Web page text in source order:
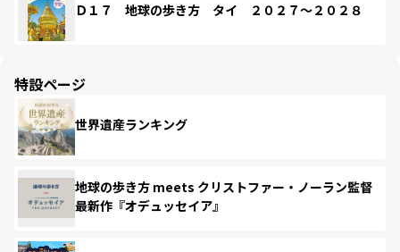
Ｄ１７ 地球の歩き方 タイ ２０２７～２０２８
特設ページ
世界遺産ランキング
地球の歩き方 meets クリストファー・ノーラン監督
最新作『オデュッセイア』